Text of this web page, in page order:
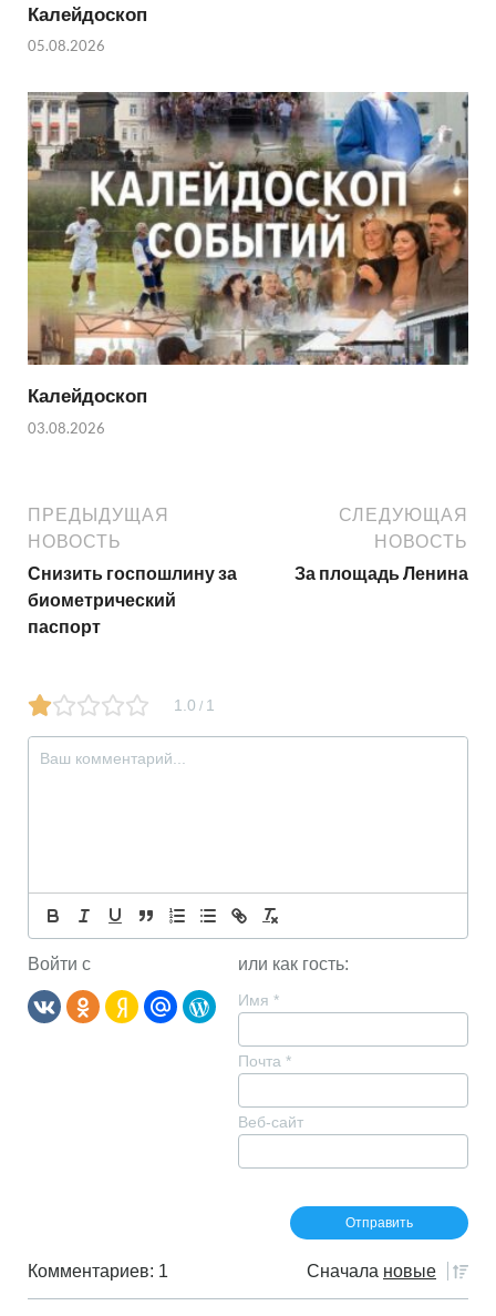
Калейдоскоп
05.08.2026
Калейдоскоп
03.08.2026
ПРЕДЫДУЩАЯ
НОВОСТЬ
Снизить госпошлину за
биометрический
паспорт
СЛЕДУЮЩАЯ
НОВОСТЬ
За площадь Ленина
1.0 / 1
Войти с или как гость:
Имя *
Почта *
Веб-сайт
Комментариев: 1 Сначала новые